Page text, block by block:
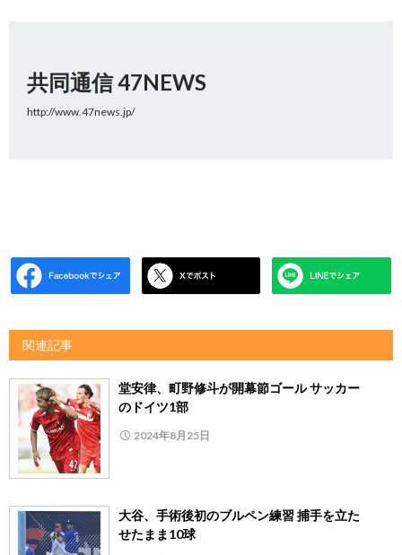
共同通信 47NEWS
http://www.47news.jp/
関連記事
堂安律、町野修斗が開幕節ゴール サッカー
のドイツ1部
2024年8月25日
大谷、手術後初のブルペン練習 捕手を立た
せたまま10球